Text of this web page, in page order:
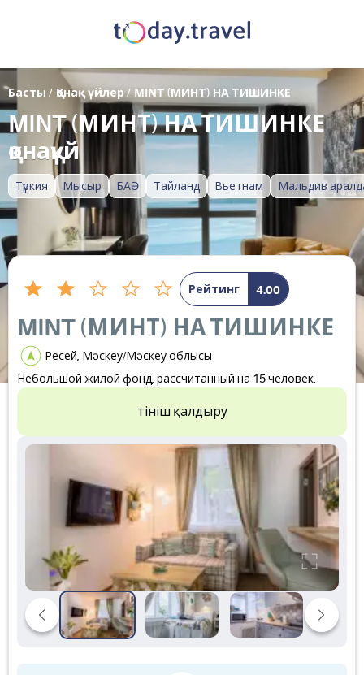
Түркия Мысыр БАӘ Тайланд Вьетнам Мальдив
Басты / Қонақ үйлер/ MINT (МИНТ) НА ТИШИНКЕ
MINT (МИНТ) НА ТИШИНКЕ
қонақүй
Рейтинг 4.00
MINT (МИНТ) НА ТИШИНКЕ
Ресей, Мәскеу/Мәскеу облысы
Небольшой жилой фонд, рассчитанный на 15 человек.
Өтініш қалдыру